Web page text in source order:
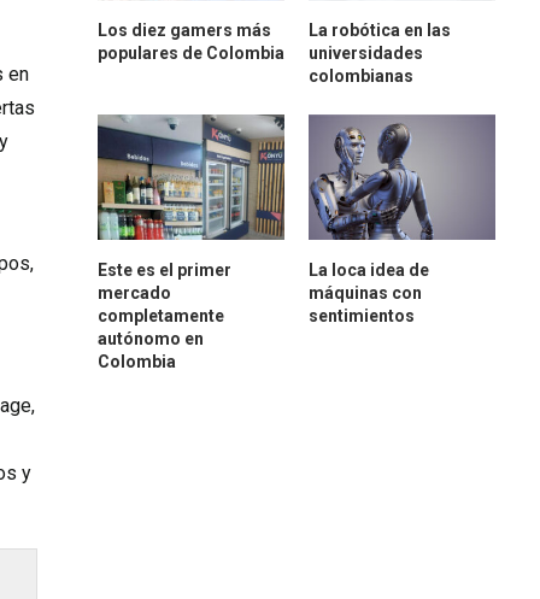
en
y
Los diez gamers más
populares de Colombia
La robótica en las
universidades
colombianas
Este es el primer
mercado
completamente
autónomo en
Colombia
La loca idea de
máquinas con
sentimientos